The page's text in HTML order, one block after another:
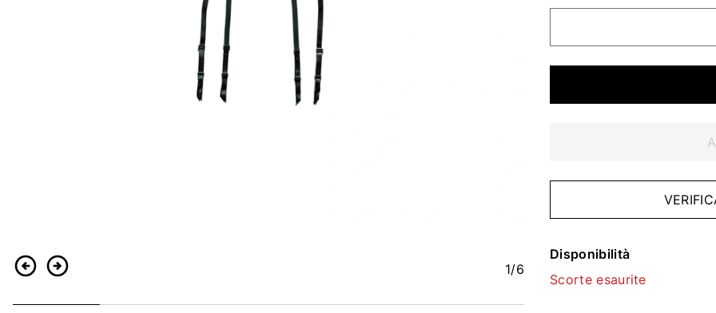
IndietroContinua 1/6
Disponibilità
Scorte esaurite